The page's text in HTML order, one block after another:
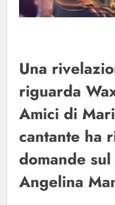
Una
riguarda
Amici di
cantante ha
domande
Angelina